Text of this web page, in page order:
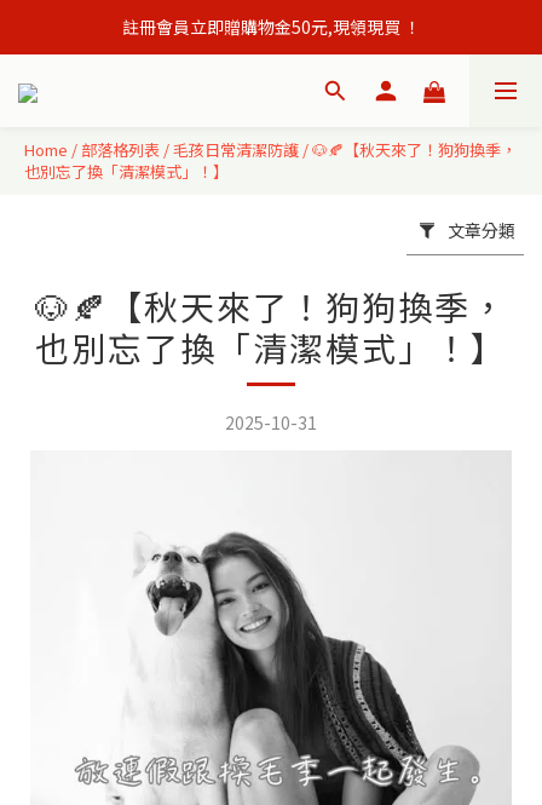
會員單筆訂單滿500元免運出貨！
註冊會員立即贈購物金50元,現領現買 ！
會員單筆訂單滿500元免運出貨！
Home / 部落格列表 /毛孩日常清潔防護 /🐶🍂【秋天來了！狗狗換季，
也別忘了換「清潔模式」！】
文章分類
🐶🍂【秋天來了！狗狗換季，
也別忘了換「清潔模式」！】
2025-10-31